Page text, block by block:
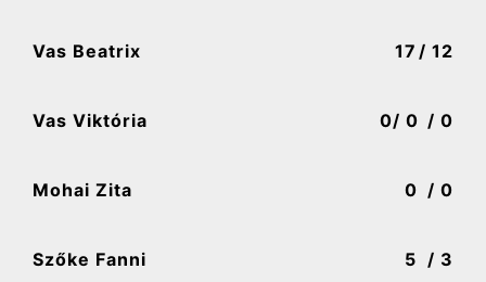
Vas Beatrix 17 / 12
Vas Viktória 0/ 0 / 0
Mohai Zita 0 / 0
Szőke Fanni 5 / 3